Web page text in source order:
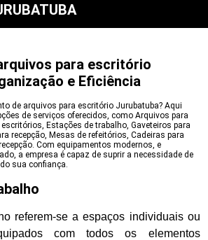
para escritório
e Eficiência
de arquivos para escritório Jurubatuba? Aqui
de serviços oferecidos, como Arquivos para
Estações de trabalho, Gaveteiros para
recepção, Mesas de refeitórios, Cadeiras para
Com equipamentos modernos, e
a empresa é capaz de suprir a necessidade de
sua confiança.
referem-se a espaços individuais ou
com todos os elementos